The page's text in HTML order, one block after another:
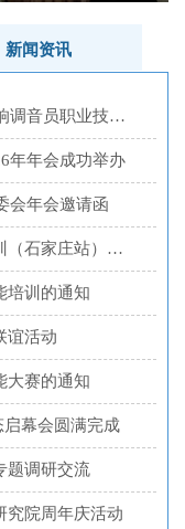
新闻资讯
关于举办北京市西城区2026年音响调音员职业技能大赛...
年年会成功举办
会年会邀请函
关于开展音视频工程专业技术培训（石家庄站）的通知
培训的通知
谊活动
大赛的通知
幕会圆满完成
题调研交流
究院周年庆活动